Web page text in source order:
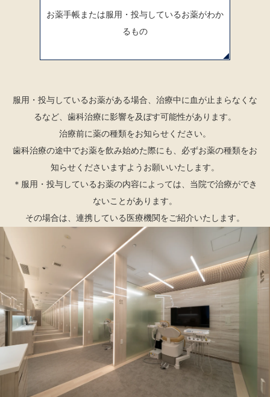
歯科口腔外科
骨粗鬆症
よくある質問
採用情報
お薬手帳または服用・投与しているお薬がわか
るもの
服用・投与しているお薬がある場合、治療中に血が止まらなくな
るなど、歯科治療に影響を及ぼす可能性があります。
治療前に薬の種類をお知らせください。
歯科治療の途中でお薬を飲み始めた際にも、必ずお薬の種類をお
知らせくださいますようお願いいたします。
＊服用・投与しているお薬の内容によっては、当院で治療ができ
ないことがあります。
その場合は、連携している医療機関をご紹介いたします。